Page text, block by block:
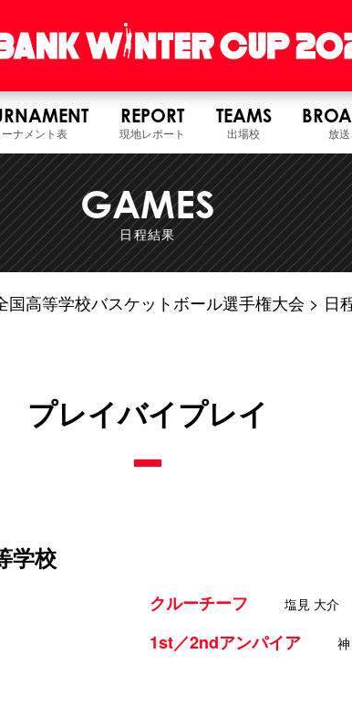
ーナメント表
REPORT
現地レポート
TEAMS
出場校 放
GAMES
日程結果
高等学校バスケットボール選手権大会 日
プレイバイプレイ
学校
クルーチーフ 塩見 大介
1st／2ndアンパイア